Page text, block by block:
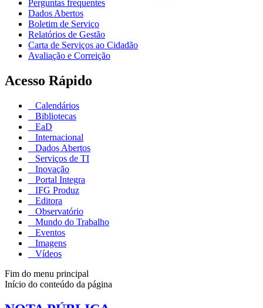
Perguntas frequentes
Dados Abertos
Boletim de Serviço
Relatórios de Gestão
Carta de Serviços ao Cidadão
Avaliação e Correição
Acesso Rápido
Calendários
Bibliotecas
EaD
Internacional
Dados Abertos
Serviços de TI
Inovação
Portal Integra
IFG Produz
Editora
Observatório
Mundo do Trabalho
Eventos
Imagens
Vídeos
Fim do menu principal
Início do conteúdo da página